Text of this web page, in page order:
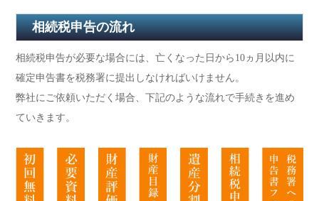
相続税申告の流れ
相続税申告が必要な場合には、亡くなった日から10ヵ月以内に
確定申告書を税務署に提出しなければいけません。
弊社にご依頼いただく場合、下記のような流れで手続きを進め
ていきます。